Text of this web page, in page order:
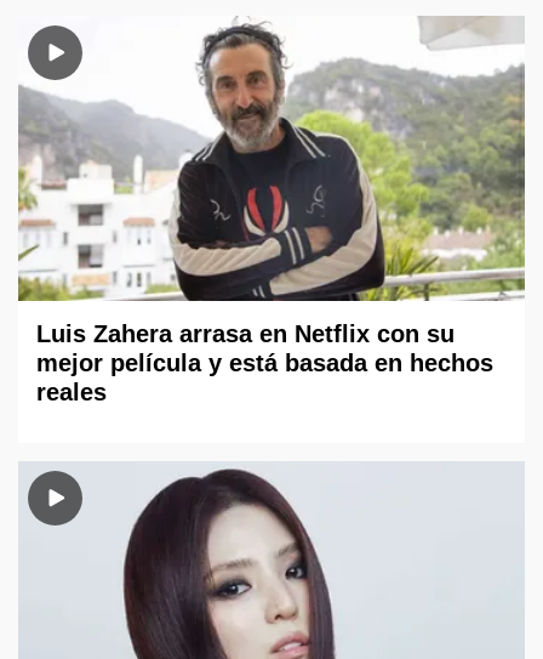
Luis Zahera arrasa en Netflix con su
mejor película y está basada en hechos
reales